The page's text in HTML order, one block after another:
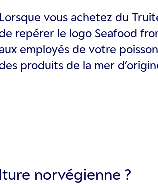
Lorsque vous achetez du
de repérer le logo Seafood
aux employés de votre
des produits de la mer
norvégienne ?